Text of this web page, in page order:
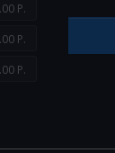
Р.
Р.
Р.